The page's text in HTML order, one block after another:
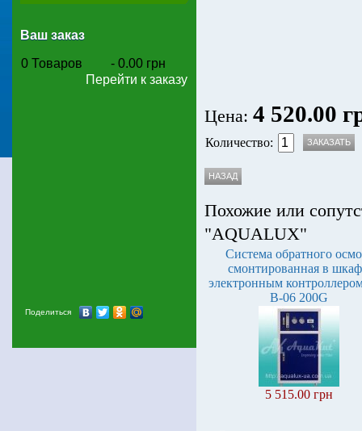
Ваш заказ
0 Товаров - 0.00 грн
Перейти к заказу
Поделиться
Цена: 4 520.00
Количество:
Похожие или
"AQUALUX"
Система обратного
смонтированная в
электронным
B-06 200G
5 515.00 грн